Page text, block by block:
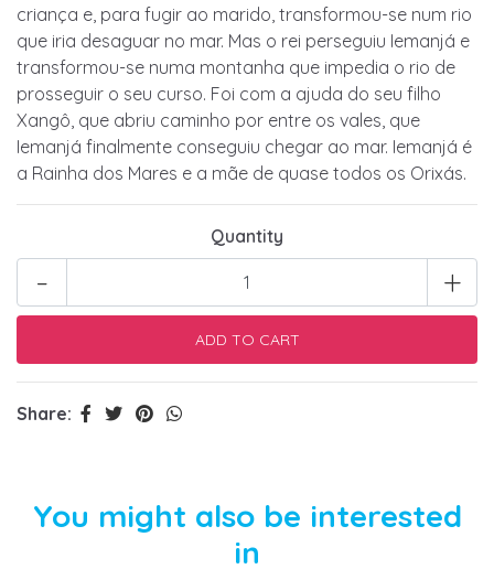
criança e, para fugir ao marido, transformou-se num rio
que iria desaguar no mar. Mas o rei perseguiu Iemanjá e
transformou-se numa montanha que impedia o rio de
prosseguir o seu curso. Foi com a ajuda do seu filho
Xangô, que abriu caminho por entre os vales, que
Iemanjá finalmente conseguiu chegar ao mar. Iemanjá é
a Rainha dos Mares e a mãe de quase todos os Orixás.
Quantity
+
-
Share:
You might also be interested
in